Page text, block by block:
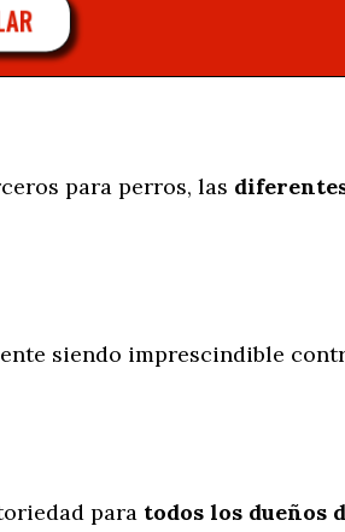
para perros, las
siendo imprescindible
para todos los dueños